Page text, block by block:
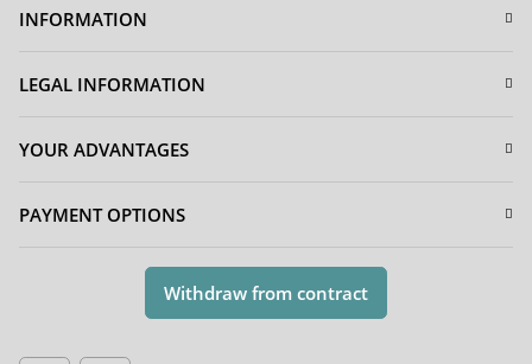
INFORMATION
LEGAL INFORMATION
YOUR ADVANTAGES
PAYMENT OPTIONS
Withdraw from contract